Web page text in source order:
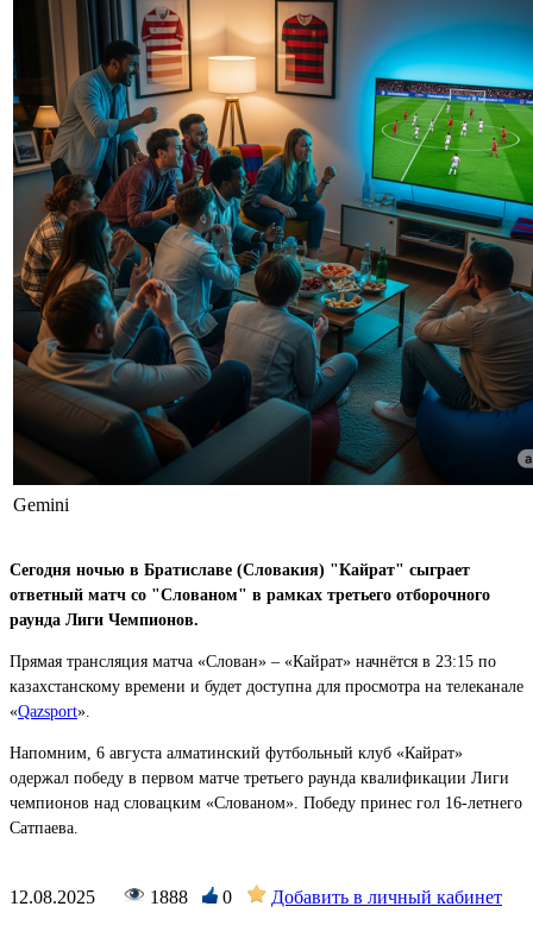
Gemini
Сегодня ночью в Братиславе (Словакия) "Кайрат" сыграет
ответный матч со "Слованом" в рамках третьего отборочного
раунда Лиги Чемпионов.
Прямая трансляция матча «Слован» – «Кайрат» начнётся в 23:15 по
казахстанскому времени и будет доступна для просмотра на телеканале
«Qazsport».
Напомним, 6 августа алматинский футбольный клуб «Кайрат»
одержал победу в первом матче третьего раунда квалификации Лиги
чемпионов над словацким «Слованом». Победу принес гол 16-летнего
Сатпаева.
12.08.2025 1888 0 Добавить в личный кабинет